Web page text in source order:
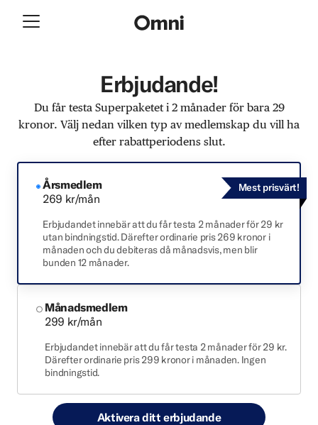
Erbjudande!
Du får testa Superpaketet i 2 månader för bara 29
kronor. Välj nedan vilken typ av medlemskap du vill ha
efter rabattperiodens slut.
Årsmedlem
269 kr/mån
Erbjudandet innebär att du får testa 2 månader för 29 kr
utan bindningstid. Därefter ordinarie pris 269 kronor i
månaden och du debiteras då månadsvis, men blir
bunden 12 månader.
Mest prisvärt!
Månadsmedlem
299 kr/mån
Erbjudandet innebär att du får testa 2 månader för 29 kr.
Därefter ordinarie pris 299 kronor i månaden. Ingen
bindningstid.
Aktivera ditt erbjudande